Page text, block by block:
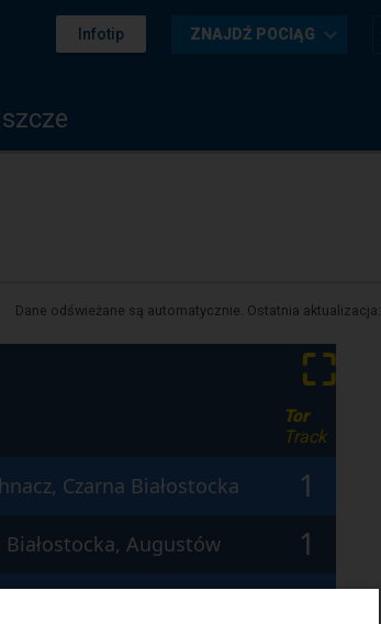
Infotip ZNAJDŹ POCIĄG
Dane odświeżane są automatycznie. Ostatnia aktualizacja:
⛶
Tor
Track
Czarna Białostocka
1
Augustów
1
1